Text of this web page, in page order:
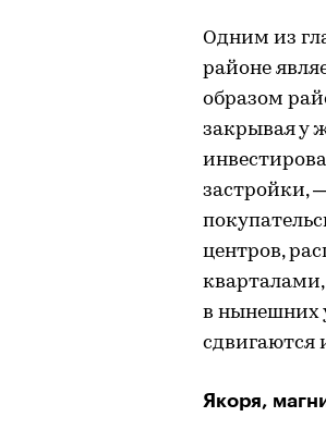
Одним из
районе
образом
закрывая у
застройки,
центров,
в нынешних
сдвигаются
Якоря,